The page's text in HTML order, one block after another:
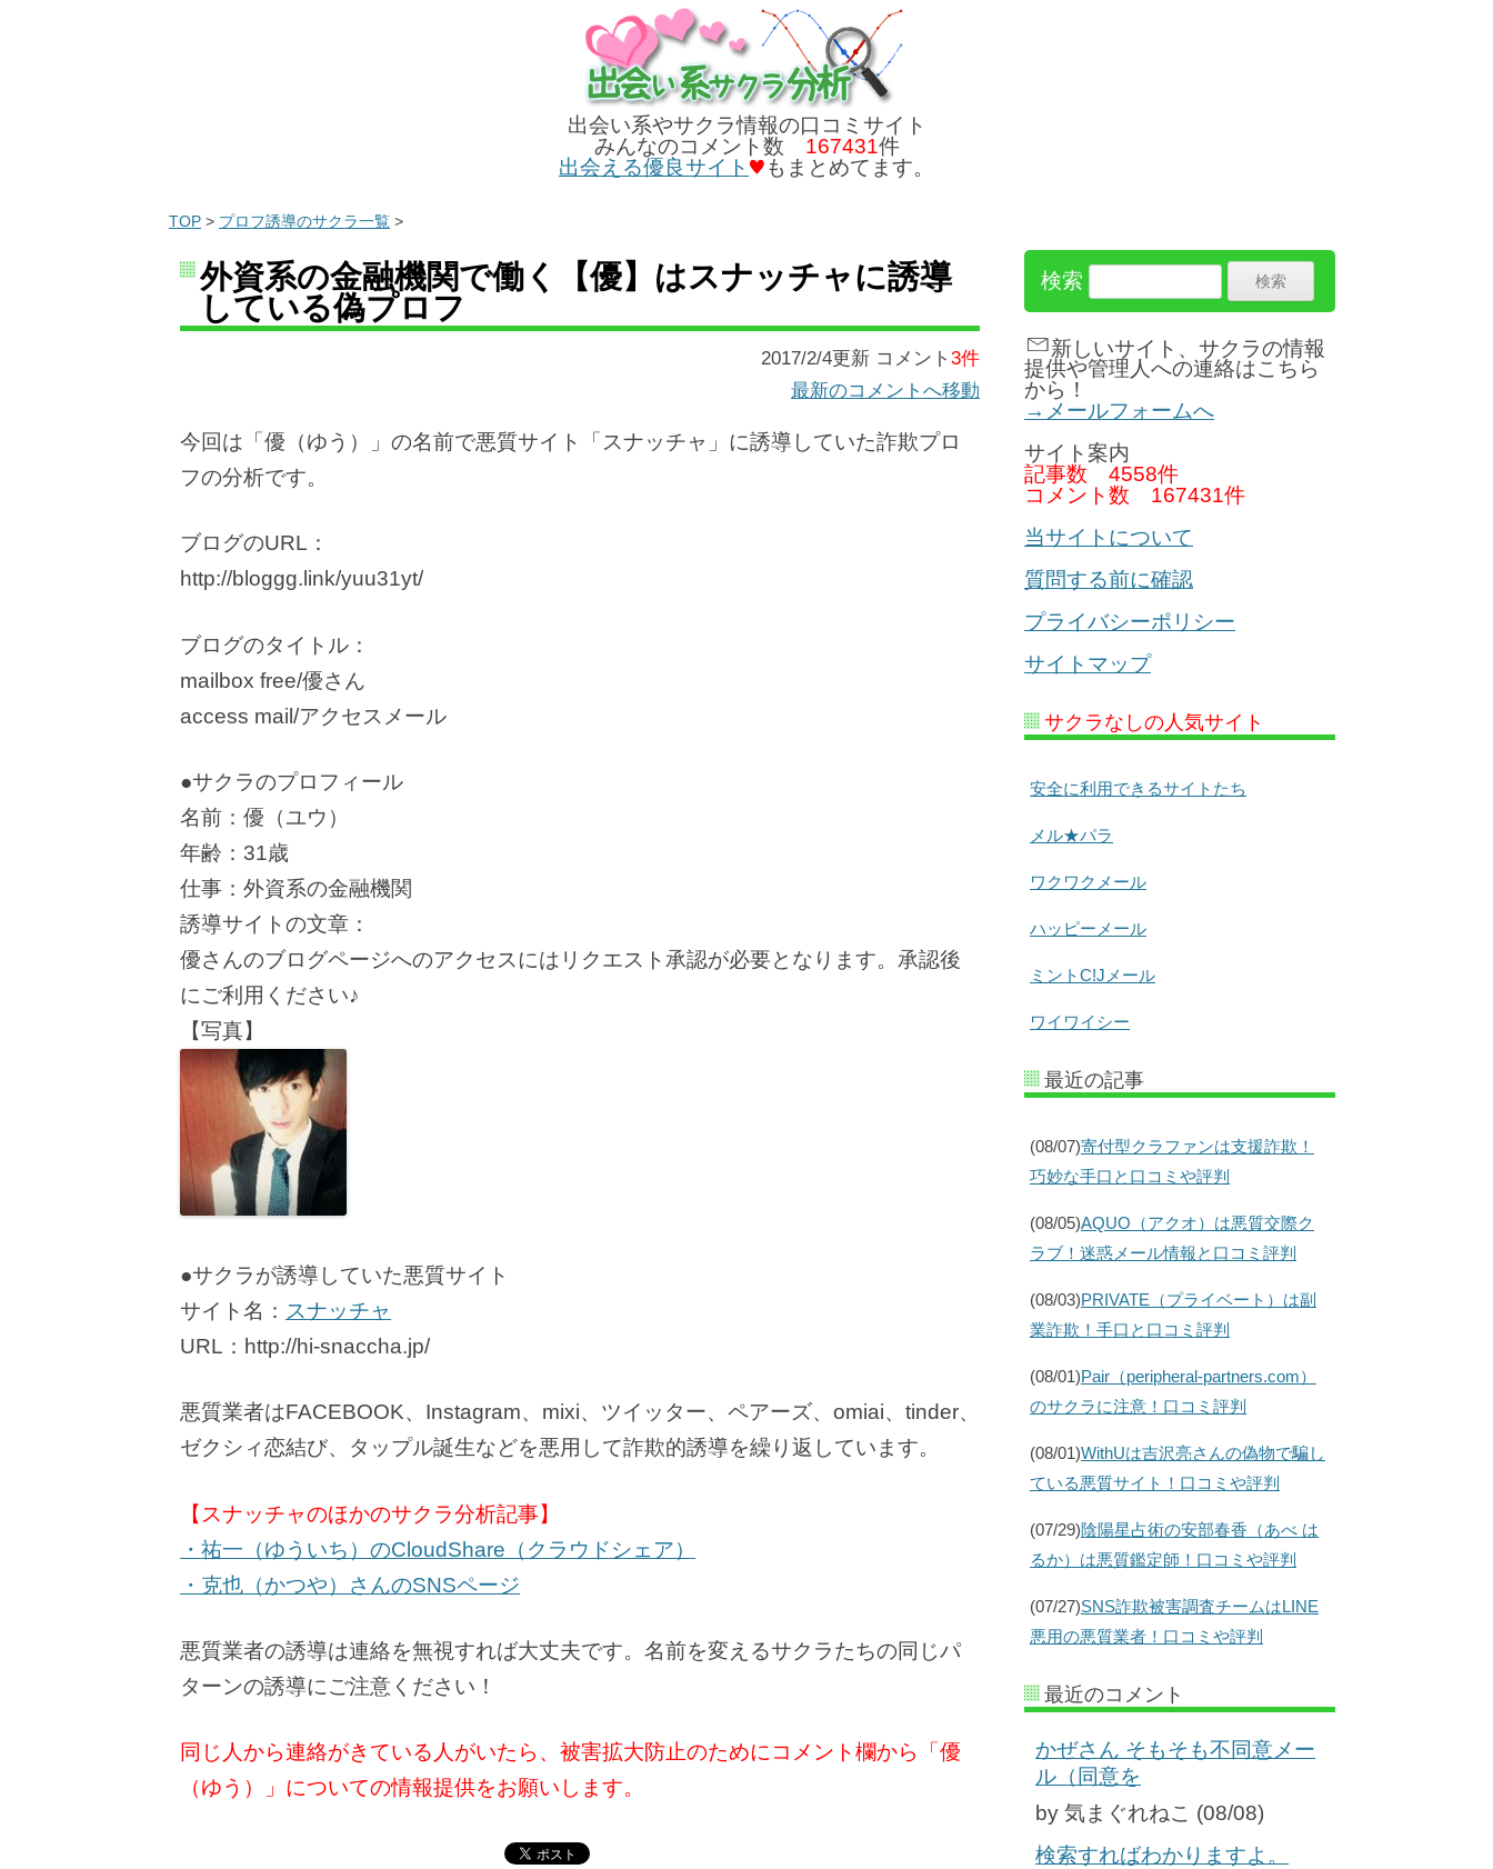
出会い系やサクラ情報の口コミサイト
みんなのコメント数 167431件
出会える優良サイト
もまとめてます。
TOP > プロフ誘導のサクラ一覧 >
外資系の金融機関で働く【優】はスナッチャに誘導
している偽プロフ
2017/2/4更新 コメント 3件
最新のコメントへ移動
今回は「優（ゆう）」の名前で悪質サイト「スナッチャ」に誘導していた詐欺プロ
フの分析です。
ブログのURL：
http://bloggg.link/yuu31yt/
ブログのタイトル：
mailbox free/優さん
access mail/アクセスメール
●サクラのプロフィール
名前：優（ユウ）
年齢：31歳
仕事：外資系の金融機関
誘導サイトの文章：
優さんのブログページへのアクセスにはリクエスト承認が必要となります。承認後
にご利用ください♪
【写真】
●サクラが誘導していた悪質サイト
サイト名： スナッチャ
URL：http://hi-snaccha.jp/
悪質業者はFACEBOOK、Instagram、mixi、ツイッター、ペアーズ、omiai、tinder、
ゼクシィ恋結び、タップル誕生などを悪用して詐欺的誘導を繰り返しています。
【スナッチャのほかのサクラ分析記事】
・祐一（ゆういち）のCloudShare（クラウドシェア）
・克也（かつや）さんのSNSページ
悪質業者の誘導は連絡を無視すれば大丈夫です。名前を変えるサクラたちの同じパ
ターンの誘導にご注意ください！
同じ人から連絡がきている人がいたら、被害拡大防止のためにコメント欄から「優
（ゆう）」についての情報提供をお願いします。
検索
新しいサイト、サクラの情報
提供や管理人への連絡はこちら
から！
→メールフォームへ
サイト案内
記事数 4558件
コメント数 167431件
当サイトについて
質問する前に確認
プライバシーポリシー
サイトマップ
サクラなしの人気サイト
安全に利用できるサイトたち
メル★パラ
ワクワクメール
ハッピーメール
ミントC!Jメール
ワイワイシー
最近の記事
(08/07)寄付型クラファンは支援詐欺！
巧妙な手口と口コミや評判
(08/05)AQUO（アクオ）は悪質交際ク
ラブ！迷惑メール情報と口コミ評判
(08/03)PRIVATE（プライベート）は副
業詐欺！手口と口コミ評判
(08/01)Pair（peripheral-partners.com）
のサクラに注意！口コミ評判
(08/01)WithUは吉沢亮さんの偽物で騙し
ている悪質サイト！口コミや評判
(07/29)陰陽星占術の安部春香（あべ は
るか）は悪質鑑定師！口コミや評判
(07/27)SNS詐欺被害調査チームはLINE
悪用の悪質業者！口コミや評判
最近のコメント
かぜさん そもそも不同意メー
ル（同意を
by 気まぐれねこ (08/08)
検索すればわかりますよ。